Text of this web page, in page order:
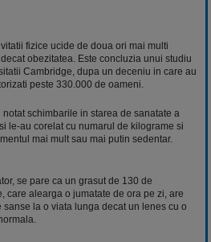
fizice ucide de doua ori mai multi
obezitatea. Este concluzia unui studiu
Cambridge, dupa un deceniu in care au
peste 330.000 de oameni.
notat schimbarile in starea de sanatate a
le-au corelat cu numarul de kilograme si
mai mult sau mai putin sedentar.
se pare ca un grasut de 130 de
care alearga o jumatate de ora pe zi, are
sanse la o viata lunga decat un lenes cu o